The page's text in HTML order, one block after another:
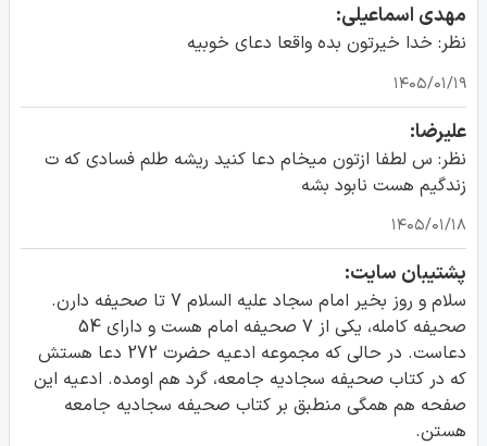
مهدی اسماعیلی:
نظر: خدا خیرتون بده واقعا دعای خوبیه
۱۴۰۵/۰۱/۱۹
علیرضا:
نظر: س لطفا ازتون میخام دعا کنید ریشه طلم فسادی که ت
زندگیم هست نابود بشه
۱۴۰۵/۰۱/۱۸
پشتیبان سایت:
سلام و روز بخیر امام سجاد علیه السلام 7 تا صحیفه دارن.
صحیفه کامله، یکی از 7 صحیفه امام هست و دارای 54
دعاست. در حالی که مجموعه ادعیه حضرت 272 دعا هستش
که در کتاب صحیفه سجادیه جامعه، گرد هم اومده. ادعیه این
صفحه هم همگی منطبق بر کتاب صحیفه سجادیه جامعه
هستن.